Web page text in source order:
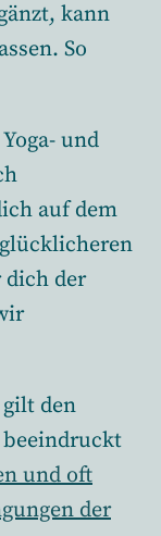
kann
So
und
auf dem
dich der
den
beeindruckt
und oft
der